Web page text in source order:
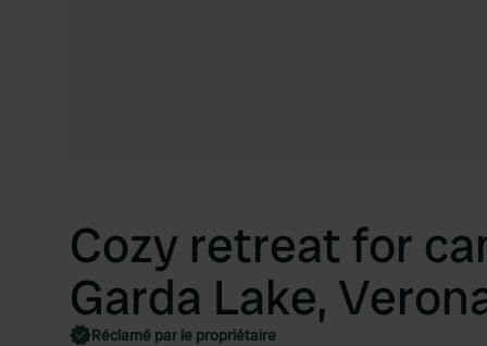
Cozy retreat for
Garda Lake,
Réclamé par le propriétaire